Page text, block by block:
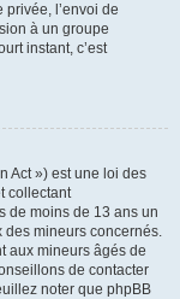
privée, l’envoi de
à un groupe
instant, c’est
Act ») est une loi des
collectant
de moins de 13 ans un
des mineurs concernés.
aux mineurs âgés de
de contacter
noter que phpBB